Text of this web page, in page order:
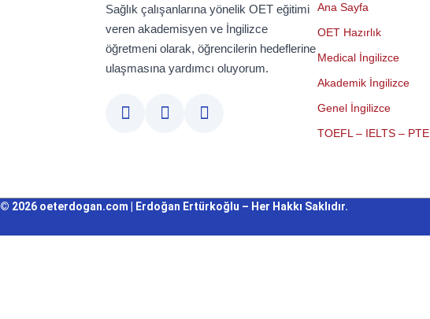
Sağlık çalışanlarına yönelik OET eğitimi
veren akademisyen ve İngilizce
öğretmeni olarak, öğrencilerin hedeflerine
ulaşmasına yardımcı oluyorum.
Ana Sayfa
OET Hazırlık
Medical İngilizce
Akademik İngilizce
Genel İngilizce
TOEFL – IELTS – PTE
© 2026 oeterdogan.com | Erdoğan Ertürkoğlu – Her Hakkı Saklıdır.